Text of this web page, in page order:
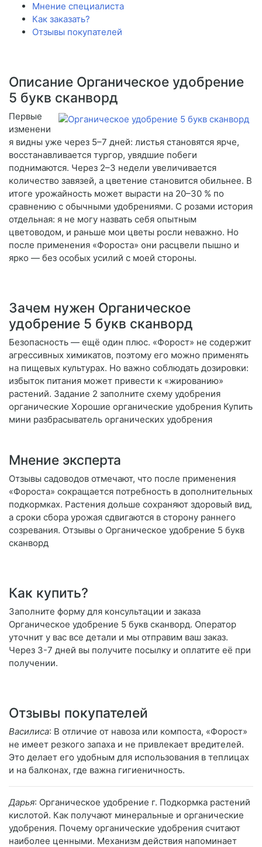
Мнение специалиста
Как заказать?
Отзывы покупателей
Описание Органическое удобрение
5 букв сканворд
Первые
изменени
я видны уже через 5–7 дней: листья становятся ярче,
восстанавливается тургор, увядшие побеги
поднимаются. Через 2–3 недели увеличивается
количество завязей, а цветение становится обильнее. В
итоге урожайность может вырасти на 20–30 % по
сравнению с обычными удобрениями. С розами история
отдельная: я не могу назвать себя опытным
цветоводом, и раньше мои цветы росли неважно. Но
после применения «Фороста» они расцвели пышно и
ярко — без особых усилий с моей стороны.
Зачем нужен Органическое
удобрение 5 букв сканворд
Безопасность — ещё один плюс. «Форост» не содержит
агрессивных химикатов, поэтому его можно применять
на пищевых культурах. Но важно соблюдать дозировки:
избыток питания может привести к «жированию»
растений. Задание 2 заполните схему удобрения
органические Хорошие органические удобрения Купить
мини разбрасыватель органических удобрения
Мнение эксперта
Отзывы садоводов отмечают, что после применения
«Фороста» сокращается потребность в дополнительных
подкормках. Растения дольше сохраняют здоровый вид,
а сроки сбора урожая сдвигаются в сторону раннего
созревания. Отзывы о Органическое удобрение 5 букв
сканворд
Как купить?
Заполните форму для консультации и заказа
Органическое удобрение 5 букв сканворд. Оператор
уточнит у вас все детали и мы отправим ваш заказ.
Через 3-7 дней вы получите посылку и оплатите её при
получении.
Отзывы покупателей
Василиса: В отличие от навоза или компоста, «Форост»
не имеет резкого запаха и не привлекает вредителей.
Это делает его удобным для использования в теплицах
и на балконах, где важна гигиеничность.
Дарья: Органическое удобрение г. Подкормка растений
кислотой. Как получают минеральные и органические
удобрения. Почему органические удобрения считают
наиболее ценными. Механизм действия напоминает